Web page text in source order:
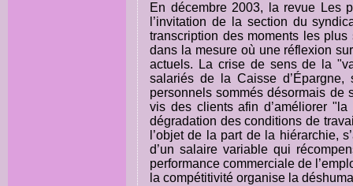
En décembre 2003, la revue Les
l’invitation de la section du
transcription des moments les
dans la mesure où une réflexion
actuels. La crise de sens de la
salariés de la Caisse
personnels sommés désormais de
vis des clients afin d’améliorer
dégradation des conditions de
l’objet de la part de la hiérarchie,
d’un salaire variable qui
performance commerciale de
la compétitivité organise la